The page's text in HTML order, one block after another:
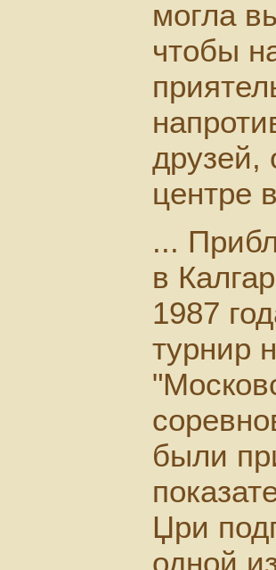
могла
чтобы
друзей,
центре
...
в
1987
турнир
были
Џри
одной